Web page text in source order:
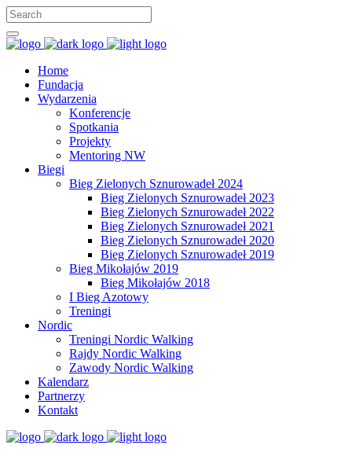
Home
Fundacja
Wydarzenia
Konferencje
Spotkania
Projekty
Mentoring NW
Biegi
Bieg Zielonych Sznurowadeł 2024
Bieg Zielonych Sznurowadeł 2023
Bieg Zielonych Sznurowadeł 2022
Bieg Zielonych Sznurowadeł 2021
Bieg Zielonych Sznurowadeł 2020
Bieg Zielonych Sznurowadeł 2019
Bieg Mikołajów 2019
Bieg Mikołajów 2018
I Bieg Azotowy
Treningi
Nordic
Treningi Nordic Walking
Rajdy Nordic Walking
Zawody Nordic Walking
Kalendarz
Partnerzy
Kontakt